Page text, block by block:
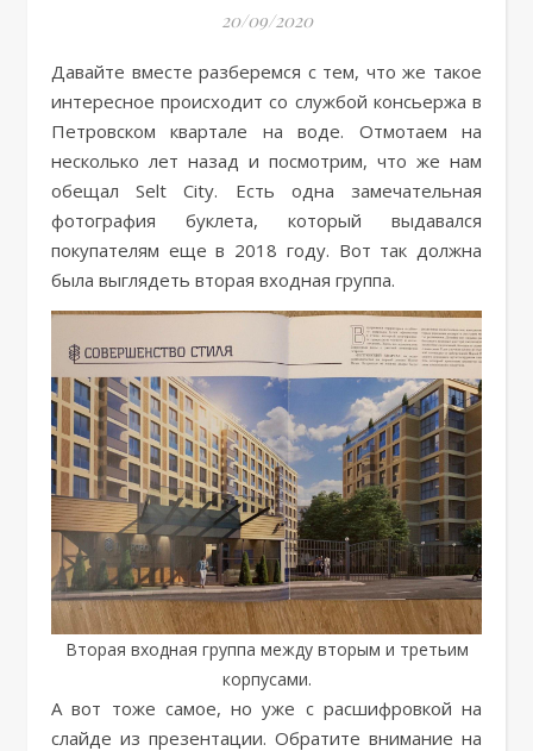
20/09/2020
Давайте вместе разберемся с тем, что же такое
интересное происходит со службой консьержа в
Петровском квартале на воде. Отмотаем на
несколько лет назад и посмотрим, что же нам
обещал Selt City. Есть одна замечательная
фотография буклета, который выдавался
покупателям еще в 2018 году. Вот так должна
была выглядеть вторая входная группа.
Вторая входная группа между вторым и третьим
корпусами.
А вот тоже самое, но уже с расшифровкой на
слайде из презентации. Обратите внимание на